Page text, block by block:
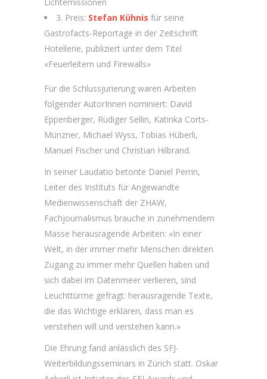
3. Preis: Stefan Kühnis für seine
Gastrofacts-Reportage in der Zeitschrift
Hotellerie, publiziert unter dem Titel
«Feuerleitern und Firewalls»
Für die Schlussjurierung waren Arbeiten
folgender AutorInnen nominiert: David
Eppenberger, Rüdiger Sellin, Katinka Corts-
Münzner, Michael Wyss, Tobias Hüberli,
Manuel Fischer und Christian Hilbrand.
In seiner Laudatio betonte Daniel Perrin,
Leiter des Instituts für Angewandte
Medienwissenschaft der ZHAW,
Fachjournalismus brauche in zunehmendem
Masse herausragende Arbeiten: «In einer
Welt, in der immer mehr Menschen direkten
Zugang zu immer mehr Quellen haben und
sich dabei im Datenmeer verlieren, sind
Leuchttürme gefragt: herausragende Texte,
die das Wichtige erklären, dass man es
verstehen will und verstehen kann.»
Die Ehrung fand anlässlich des SFJ-
Weiterbildungsseminars in Zürich statt. Oskar